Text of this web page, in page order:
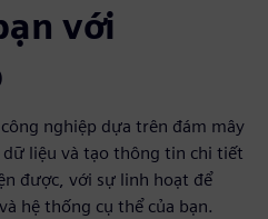
với
nghiệp dựa trên đám mây
dữ liệu và tạo thông tin chi tiết
được, với sự linh hoạt để
hệ thống cụ thể của bạn.